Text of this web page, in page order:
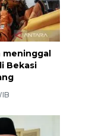
meninggal
Bekasi